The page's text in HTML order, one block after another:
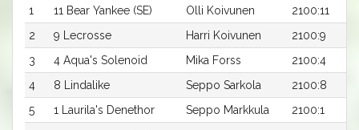
1
11 Bear Yankee (SE) Olli Koivunen
2100:11
2
9 Lecrosse Harri Koivunen
2100:9
3
4 Aqua's Solenoid Mika Forss
2100:4
4
8 Lindalike Seppo Sarkola
2100:8
5
1 Laurila's Denethor Seppo Markkula
2100:1